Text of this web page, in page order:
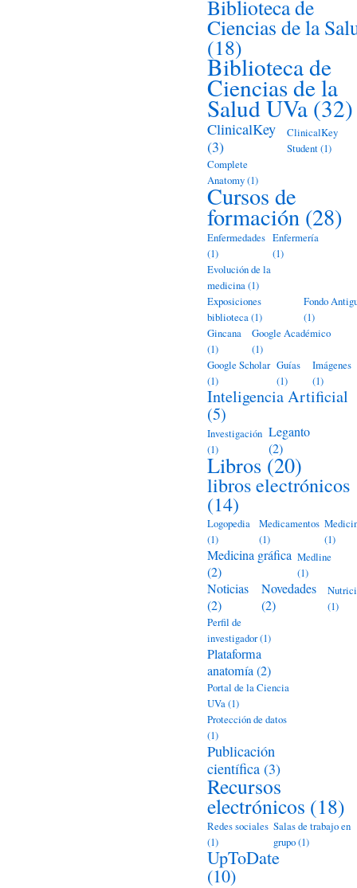
Biblioteca de
Ciencias de la
(18)
Biblioteca de
Ciencias de la
Salud UVa (32)
ClinicalKey
(3)
ClinicalKey
Student(1)
Complete
Anatomy(1)
Cursos de
formación (28)
Enfermedades
(1)
Enfermería
(1)
Evolución de la
medicina(1)
Exposiciones
biblioteca(1)
Fondo
(1)
Gincana
(1)
Google Académico
(1)
Google Scholar
(1)
Guías
(1)
Imágenes
(1)
Inteligencia Artificial
(5)
Investigación
(1)
Leganto
(2)
Libros (20)
libros electrónicos
(14)
Logopedia
(1)
Medicamentos
(1)
(1)
Medicina gráfica
(2)
Medline
(1)
Noticias
(2)
Novedades
(2)
(1)
Perfil de
investigador(1)
Plataforma
anatomía(2)
Portal de la Ciencia
UVa(1)
Protección de datos
(1)
Publicación
científica (3)
Recursos
electrónicos (18)
Redes sociales
(1)
Salas de trabajo en
grupo(1)
UpToDate
(10)